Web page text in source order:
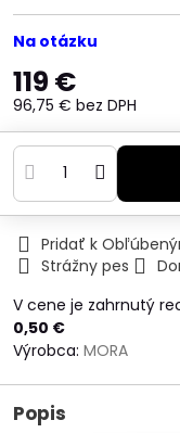
Na otázku
119 €
96,75 € bez DPH
Pridať k
Strážny pes
V cene je zahrnutý
0,50 €
Výrobca: MORA
Popis